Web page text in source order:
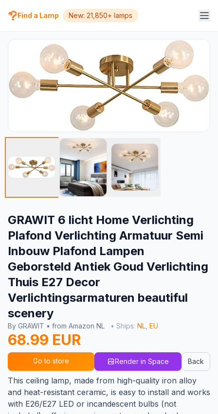
Find a Lamp New: 21,850+ lamps
GRAWIT 6 licht Home Verlichting
Plafond Verlichting Armatuur Semi
Inbouw Plafond Lampen
Geborsteld Antiek Goud Verlichting
Thuis E27 Decor
Verlichtingsarmaturen beautiful
scenery
By GRAWIT • from Amazon NL • Ships: NL EU
68.99 EUR
Go to store Render in Space Back
This ceiling lamp, made from high-quality iron alloy
and heat-resistant ceramic, is easy to install and works
with E26/E27 LED or incandescent bulbs (not